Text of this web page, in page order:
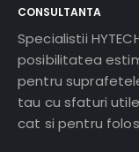
CONSULTANTA
Specialistii
posibilitatea
pentru
tau cu sfaturi
cat si pentru